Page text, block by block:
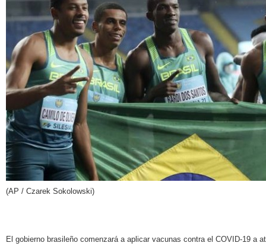
(AP / Czarek Sokolowski)
El gobierno brasileño comenzará a aplicar vacunas contra el COVID-19 a